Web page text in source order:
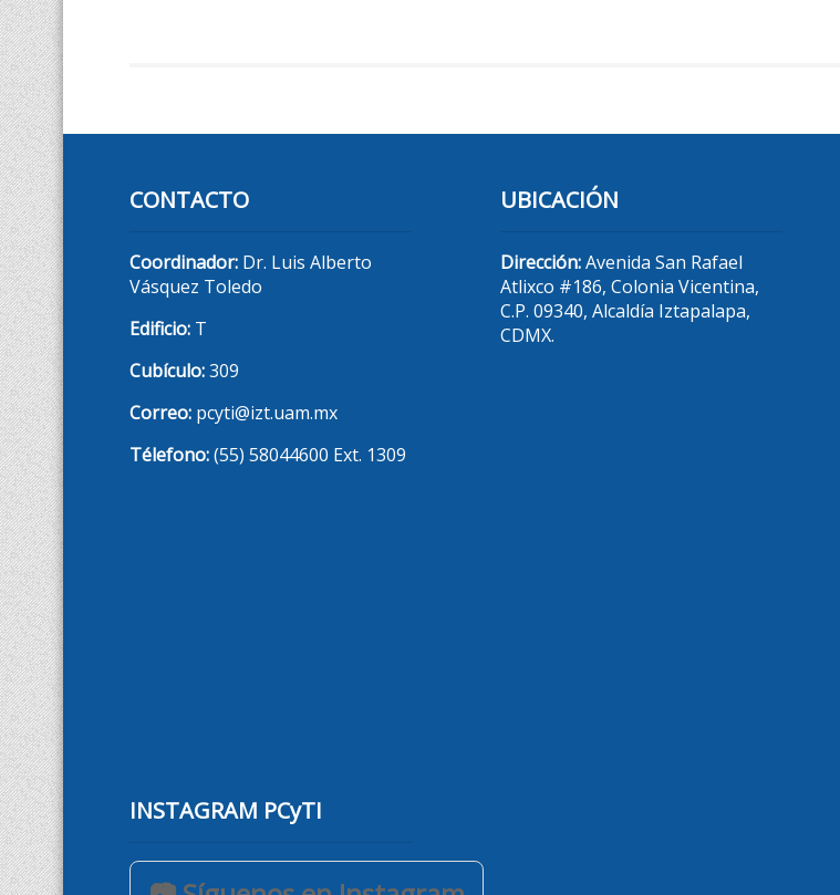
CONTACTO
Coordinador: Dr. Luis Alberto
Vásquez Toledo
Edificio: T
Cubículo:309
Correo: pcyti@izt.uam.mx
Télefono:(55) 58044600 Ext. 1309
UBICACIÓN
Dirección:Avenida San Rafael
Atlixco #186, Colonia Vicentina,
C.P. 09340, Alcaldía Iztapalapa,
CDMX.
INSTAGRAM PCyTI